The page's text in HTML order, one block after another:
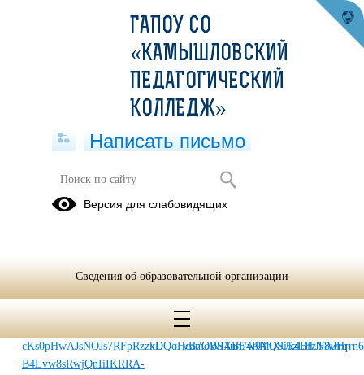
1 место в областном конкурсе
патриот песни (1кп) 23.04.2026
ГАПОУ СО
«КАМЫШЛОВСКИЙ
ПЕДАГОГИЧЕСКИЙ
КОЛЛЕДЖ»
Написать письмо
Версия для слабовидящих
Сведения об образовательной организации